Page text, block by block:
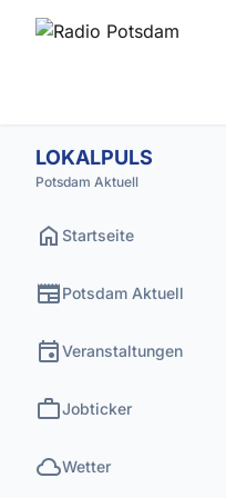
LOKALPULS
Potsdam Aktuell
home Startseite
newspaperPotsdam Aktuell
eventVeranstaltungen
workJobticker
cloudWetter